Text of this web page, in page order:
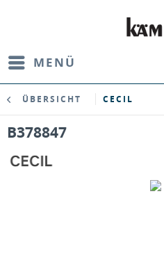
MENÜ
ÜBERSICHT CECIL
B378847